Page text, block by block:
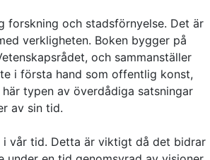
forskning och stadsförnyelse. Det är
verkligheten. Boken bygger på
och sammanställer
i första hand som offentlig konst,
typen av överdådiga satsningar
av sin tid.
vår tid. Detta är viktigt då det bidrar